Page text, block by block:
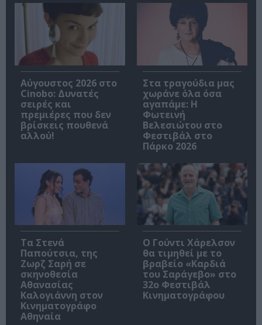
Αύγουστος 2026 στο
Cinobo: Δυνατές
σειρές και
πρεμιέρες που δεν
βρίσκεις πουθενά
αλλού!
Στα τραγούδια μας
χωράνε όλα όσα
αγαπάμε: Η
Φωτεινή
Βελεσιώτου στο
Φεστιβάλ στο
Πάρκο 2026
Τα Στενά
Παπούτσια, της
Ζωρζ Σαρή σε
σκηνοθεσία
Αθανασίας
Καλογιάννη στον
Κινηματογράφο
Αθηναία
Ο Γούντι Χάρελσον
θα τιμηθεί με το
βραβείο «Καρδιά
του Σαράγεβο» στο
32ο Φεστιβάλ
Κινηματογράφου